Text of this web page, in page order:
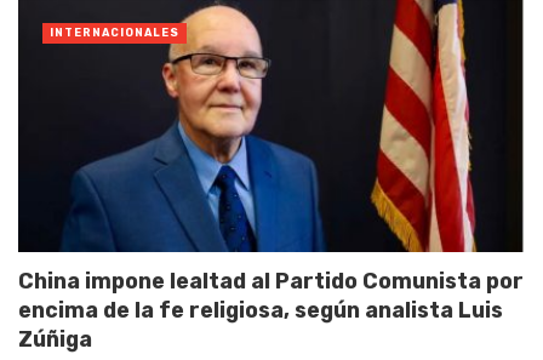
China impone lealtad al Partido Comunista por
encima de la fe religiosa, según analista Luis
Zúñiga
INTERNACIONALES